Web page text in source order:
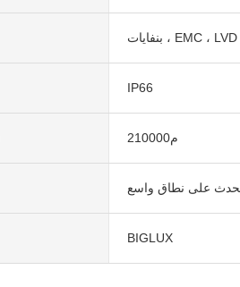
بنفايات ، EMC ، LVD
IP66
م210000
على نطاق واسع
BIGLUX